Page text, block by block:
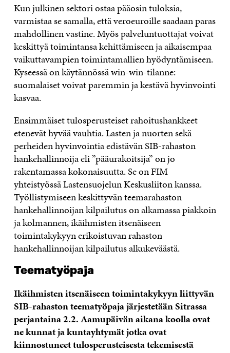
Kun julkinen sektori ostaa pääosin tuloksia,
varmistaa se samalla, että veroeuroille saadaan paras
mahdollinen vastine. Myös palveluntuottajat voivat
keskittyä toimintansa kehittämiseen ja aikaisempaa
vaikuttavampien toimintamallien hyödyntämiseen.
Kyseessä on käytännössä win-win-tilanne:
suomalaiset voivat paremmin ja kestävä hyvinvointi
kasvaa.
Ensimmäiset tulosperusteiset rahoitushankkeet
etenevät hyvää vauhtia. Lasten ja nuorten sekä
perheiden hyvinvointia edistävän SIB-rahaston
hankehallinnoija eli ”pääurakoitsija” on jo
rakentamassa kokonaisuutta. Se on FIM
yhteistyössä Lastensuojelun Keskusliiton kanssa.
Työllistymiseen keskittyvän teemarahaston
hankehallinnoijan kilpailutus on alkamassa piakkoin
ja kolmannen, ikäihmisten itsenäiseen
toimintakykyyn erikoistuvan rahaston
hankehallinnoijan kilpailutus alkukeväästä.
Teematyöpaja
Ikäihmisten itsenäiseen toimintakykyyn liittyvän
SIB-rahaston teematyöpaja järjestetään Sitrassa
perjantaina 2.2. Aamupäivän aikana koolla ovat
ne kunnat ja kuntayhtymät jotka ovat
kiinnostuneet tulosperusteisesta tekemisestä